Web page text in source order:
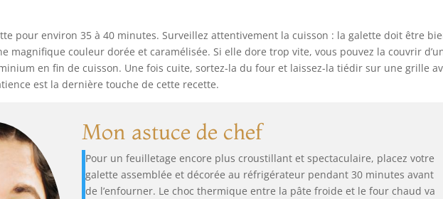
pour environ 35 à 40 minutes. Surveillez attentivement la cuisson : la galette doit être
magnifique couleur dorée et caramélisée. Si elle dore trop vite, vous pouvez la couvrir
en fin de cuisson. Une fois cuite, sortez-la du four et laissez-la tiédir sur une grille
est la dernière touche de cette recette.
Mon astuce de chef
Pour un feuilletage encore plus croustillant et spectaculaire, placez votre
galette assemblée et décorée au réfrigérateur pendant 30 minutes avant
de l’enfourner. Le choc thermique entre la pâte froide et le four chaud va